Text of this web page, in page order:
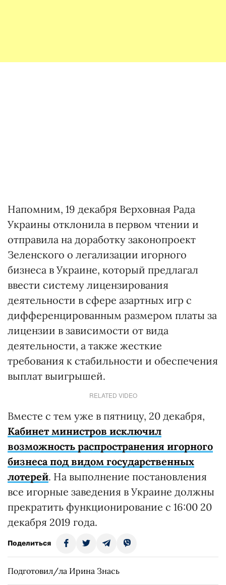
Напомним, 19 декабря Верховная Рада
Украины отклонила в первом чтении и
отправила на доработку законопроект
Зеленского о легализации игорного
бизнеса в Украине, который предлагал
ввести систему лицензирования
деятельности в сфере азартных игр с
дифференцированным размером платы за
лицензии в зависимости от вида
деятельности, а также жесткие
требования к стабильности и обеспечения
выплат выигрышей.
RELATED VIDEO
Вместе с тем уже в пятницу, 20 декабря,
Кабинет министров исключил
возможность распространения игорного
бизнеса под видом государственных
лотерей. На выполнение постановления
все игорные заведения в Украине должны
прекратить функционирование с 16:00 20
декабря 2019 года.
Поделиться
Подготовил/ла Ирина Знась